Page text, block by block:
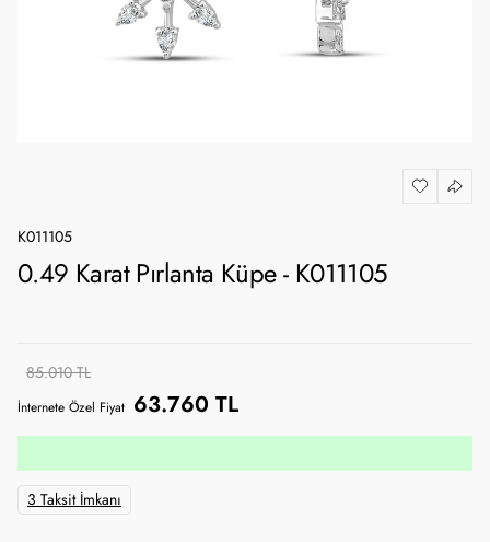
K011105
0.49 Karat Pırlanta Küpe - K011105
85.010 TL
İnternete Özel Fiyat 63.760 TL
3 Taksit İmkanı